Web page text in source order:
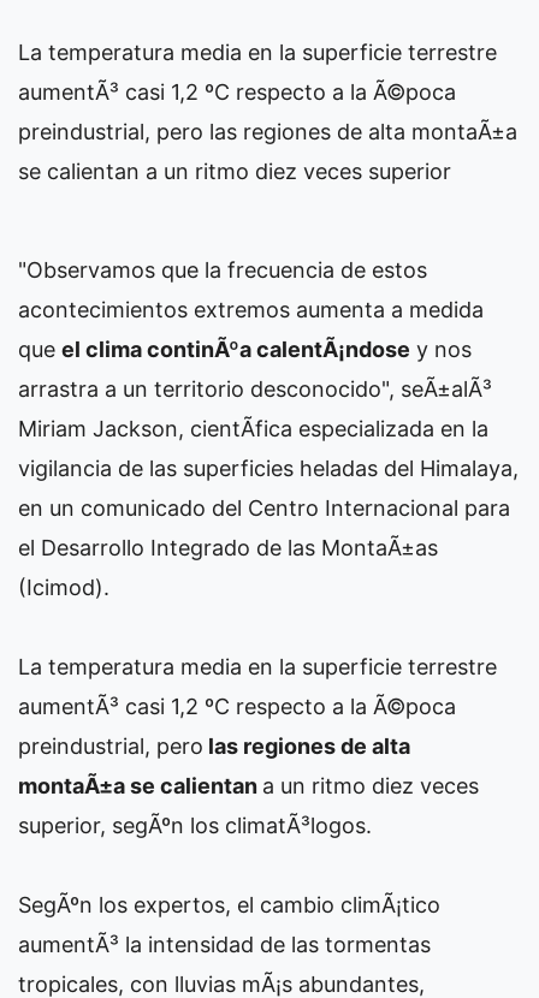
La temperatura media en la superficie terrestre
aumentÃ³ casi 1,2 ºC respecto a la Ã©poca
preindustrial, pero las regiones de alta montaÃ±a
se calientan a un ritmo diez veces superior
"Observamos que la frecuencia de estos
acontecimientos extremos aumenta a medida
que el clima continÃºa calentÃ¡ndose y nos
arrastra a un territorio desconocido", seÃ±alÃ³
Miriam Jackson, cientÃ­fica especializada en la
vigilancia de las superficies heladas del Himalaya,
en un comunicado del Centro Internacional para
el Desarrollo Integrado de las MontaÃ±as
(Icimod).
La temperatura media en la superficie terrestre
aumentÃ³ casi 1,2 ºC respecto a la Ã©poca
preindustrial, pero las regiones de alta
montaÃ±a se calientan a un ritmo diez veces
superior, segÃºn los climatÃ³logos.
SegÃºn los expertos, el cambio climÃ¡tico
aumentÃ³ la intensidad de las tormentas
tropicales, con lluvias mÃ¡s abundantes,